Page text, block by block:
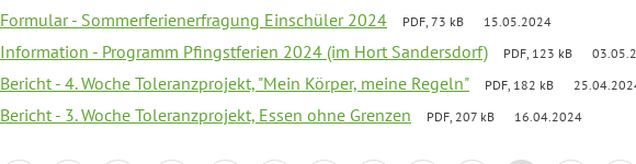
Formular - Sommerferienerfragung Einschüler 2024 PDF, 73 kB 15.05.2024
Information - Programm Pfingstferien 2024 (im Hort Sandersdorf) PDF, 123 kB
Bericht - 4. Woche Toleranzprojekt, "Mein Körper, meine Regeln" PDF, 182 kB
Bericht - 3. Woche Toleranzprojekt, Essen ohne Grenzen PDF, 207 kB 16.04.2024